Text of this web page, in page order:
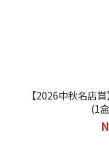
【2026中秋名店
(1